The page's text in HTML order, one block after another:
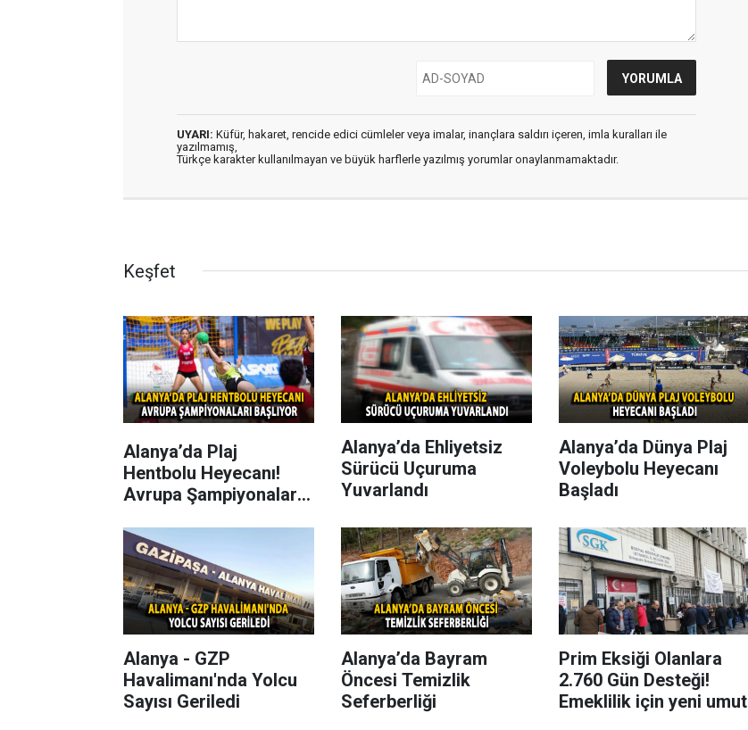
UYARI: Küfür, hakaret, rencide edici cümleler veya imalar, inançlara saldırı içeren, imla kuralları ile
yazılmamış,
Türkçe karakter kullanılmayan ve büyük harflerle yazılmış yorumlar onaylanmamaktadır.
Keşfet
Alanya’da Plaj
Hentbolu Heyecanı!
Avrupa Şampiyonaları
Alanya’da Ehliyetsiz
Sürücü Uçuruma
Yuvarlandı
Alanya’da Dünya Plaj
Voleybolu Heyecanı
Başladı
Alanya - GZP
Havalimanı'nda Yolcu
Sayısı Geriledi
Alanya’da Bayram
Öncesi Temizlik
Seferberliği
Prim Eksiği Olanlara
2.760 Gün Desteği!
Emeklilik için yeni umut